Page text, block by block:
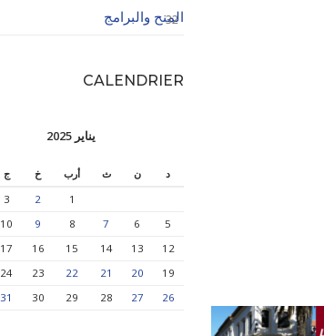
المنح والبرامج
32
CALENDRIER
يناير 2025
د ن ث أرب خ ج
1
2
3
5
6
7
8
9
10
12
13
14
15
16
17
19
20
21
22
23
24
26
27
28
29
30
31